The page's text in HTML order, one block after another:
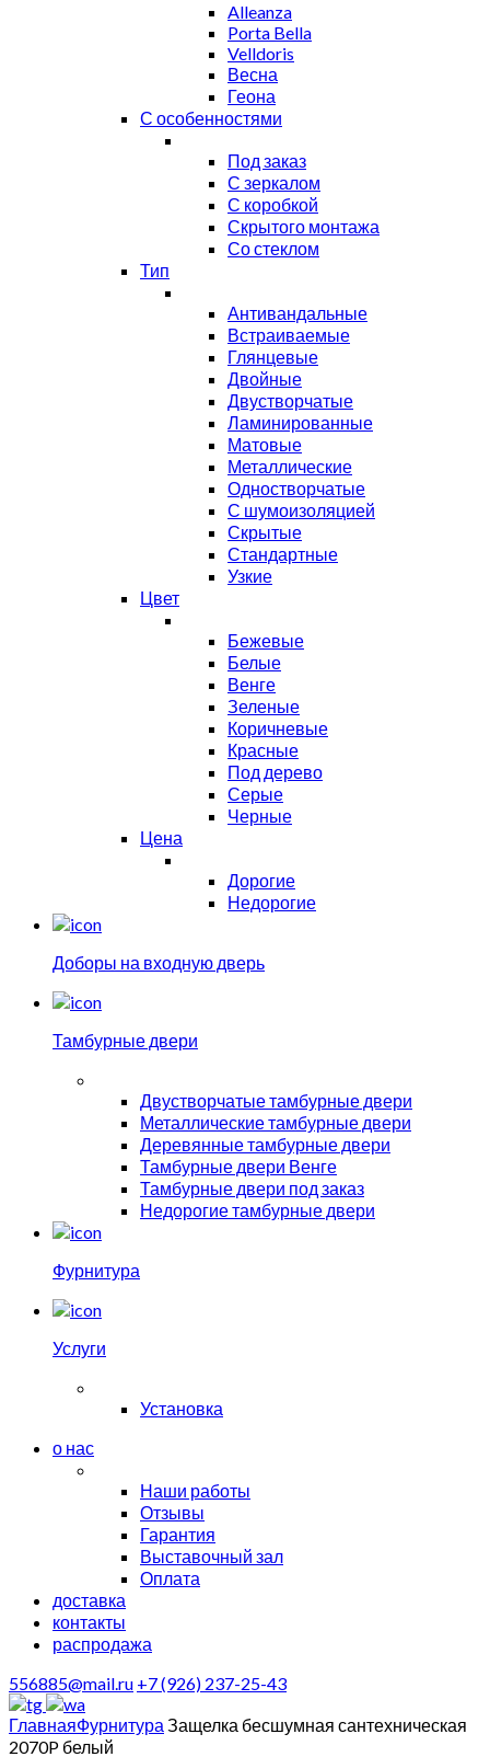
Alleanza
Porta Bella
Velldoris
Весна
Геона
С особенностями
Под заказ
С зеркалом
С коробкой
Скрытого монтажа
Со стеклом
Тип
Антивандальные
Встраиваемые
Глянцевые
Двойные
Двустворчатые
Ламинированные
Матовые
Металлические
Одностворчатые
С шумоизоляцией
Скрытые
Стандартные
Узкие
Цвет
Бежевые
Белые
Венге
Зеленые
Коричневые
Красные
Под дерево
Серые
Черные
Цена
Дорогие
Недорогие
Доборы на входную дверь
Тамбурные двери
Двустворчатые тамбурные двери
Металлические тамбурные двери
Деревянные тамбурные двери
Тамбурные двери Венге
Тамбурные двери под заказ
Недорогие тамбурные двери
Фурнитура
Услуги
Установка
о нас
Наши работы
Отзывы
Гарантия
Выставочный зал
Оплата
доставка
контакты
распродажа
556885@mail.ru +7 (926) 237-25-43
ГлавнаяФурнитура Защелка бесшумная сантехническая
2070P белый